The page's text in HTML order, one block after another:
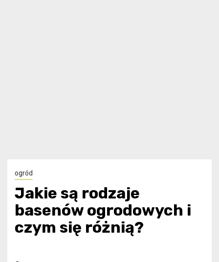
ogród
Jakie są rodzaje
basenów ogrodowych i
czym się różnią?